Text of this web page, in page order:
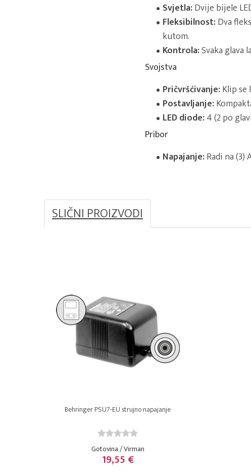
Svjetla:Dvije bijele
Fleksibilnost:Dva
kutom.
Kontrola:Svaka
Svojstva
Pričvršćivanje:Klip se
Postavljanje:
LED diode:4 (2 po
Pribor
Napajanje:Radi na
SLIČNI PROIZVODI
Behringer PSU7-EU strujno napajanje
Gotovina / Virman
19,55 €